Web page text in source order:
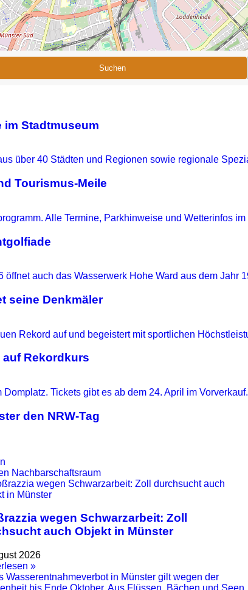
Suchen
im Stadtmuseum
Tourismus-Meile
seine Denkmäler
auf Rekordkurs
den NRW-Tag
Nachbarschaftsraum
wegen Schwarzarbeit: Zoll
auch Objekt in Münster
2026
»